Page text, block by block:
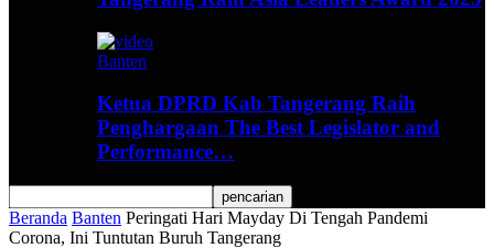
Banten
Ketua DPRD Kab Tangerang Raih
Penghargaan The Best Legislator and
Performance…
Beranda Banten Peringati Hari Mayday Di Tengah Pandemi
Corona, Ini Tuntutan Buruh Tangerang